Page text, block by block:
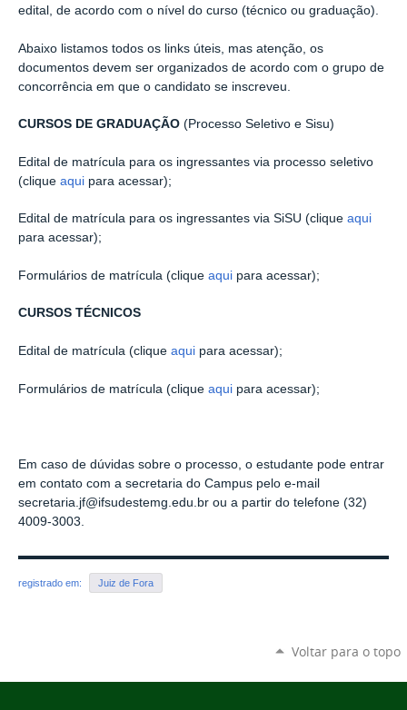
edital, de acordo com o nível do curso (técnico ou graduação).
Abaixo listamos todos os links úteis, mas atenção, os
documentos devem ser organizados de acordo com o grupo de
concorrência em que o candidato se inscreveu.
CURSOS DE GRADUAÇÃO (Processo Seletivo e Sisu)
Edital de matrícula para os ingressantes via processo seletivo
(clique aqui para acessar);
Edital de matrícula para os ingressantes via SiSU (clique aqui
para acessar);
Formulários de matrícula (clique aqui para acessar);
CURSOS TÉCNICOS
Edital de matrícula (clique aqui para acessar);
Formulários de matrícula (clique aqui para acessar);
Em caso de dúvidas sobre o processo, o estudante pode entrar
em contato com a secretaria do Campus pelo e-mail
secretaria.jf@ifsudestemg.edu.br ou a partir do telefone (32)
4009-3003.
registrado em: Juiz de Fora
Voltar para o topo